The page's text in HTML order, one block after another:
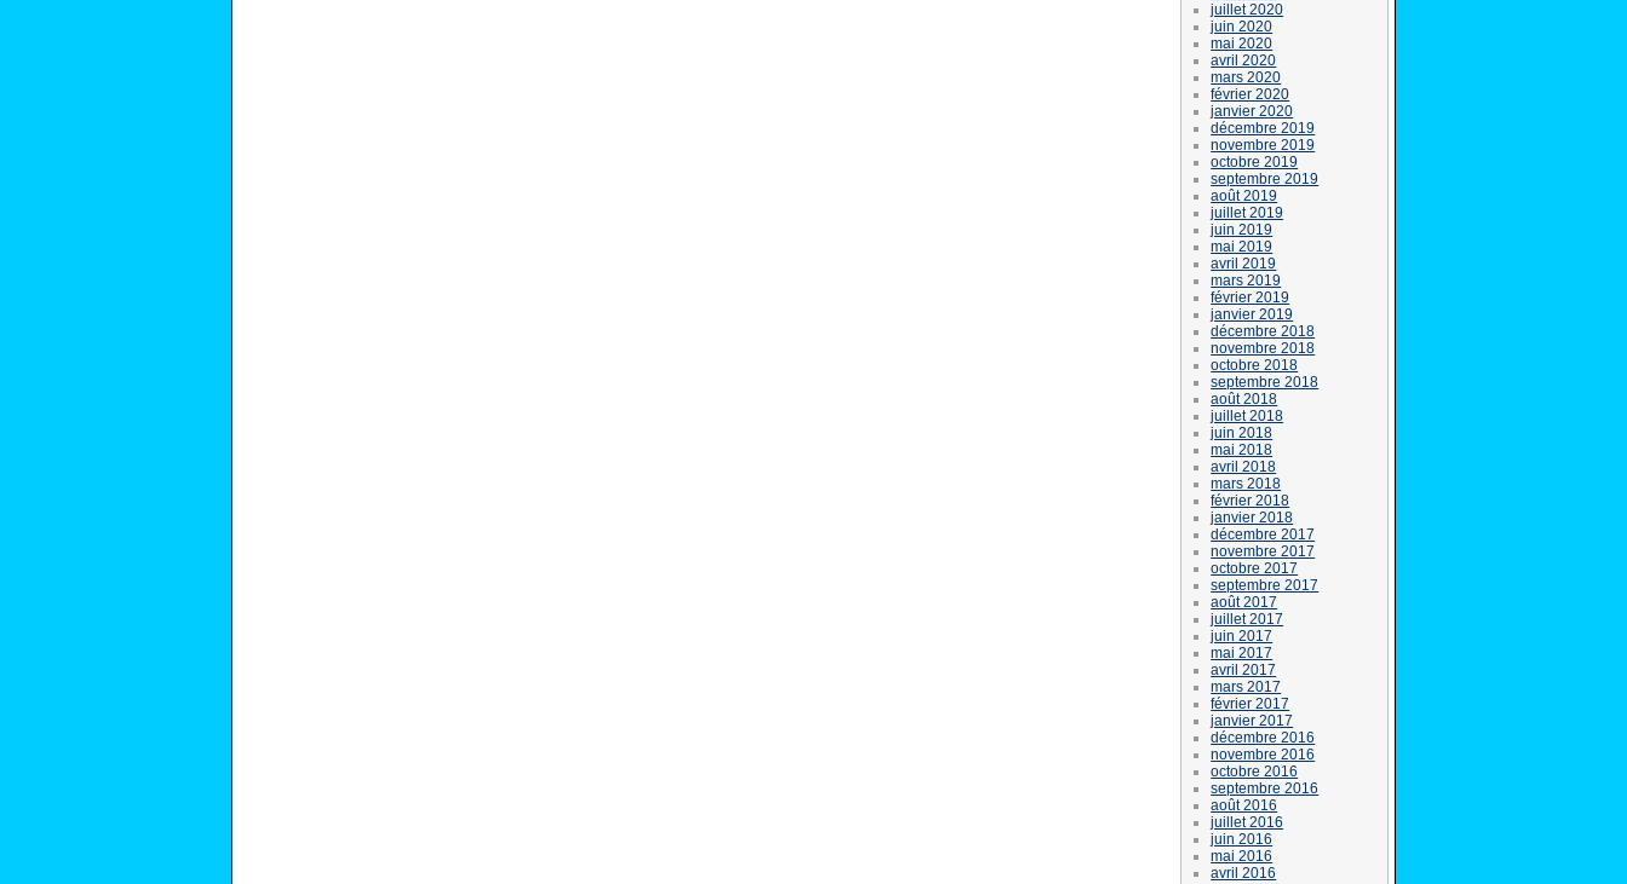
juillet 2020
juin 2020
mai 2020
avril 2020
mars 2020
février 2020
janvier 2020
décembre 2019
novembre 2019
octobre 2019
septembre 2019
août 2019
juillet 2019
juin 2019
mai 2019
avril 2019
mars 2019
février 2019
janvier 2019
décembre 2018
novembre 2018
octobre 2018
septembre 2018
août 2018
juillet 2018
juin 2018
mai 2018
avril 2018
mars 2018
février 2018
janvier 2018
décembre 2017
novembre 2017
octobre 2017
septembre 2017
août 2017
juillet 2017
juin 2017
mai 2017
avril 2017
mars 2017
février 2017
janvier 2017
décembre 2016
novembre 2016
octobre 2016
septembre 2016
août 2016
juillet 2016
juin 2016
mai 2016
avril 2016